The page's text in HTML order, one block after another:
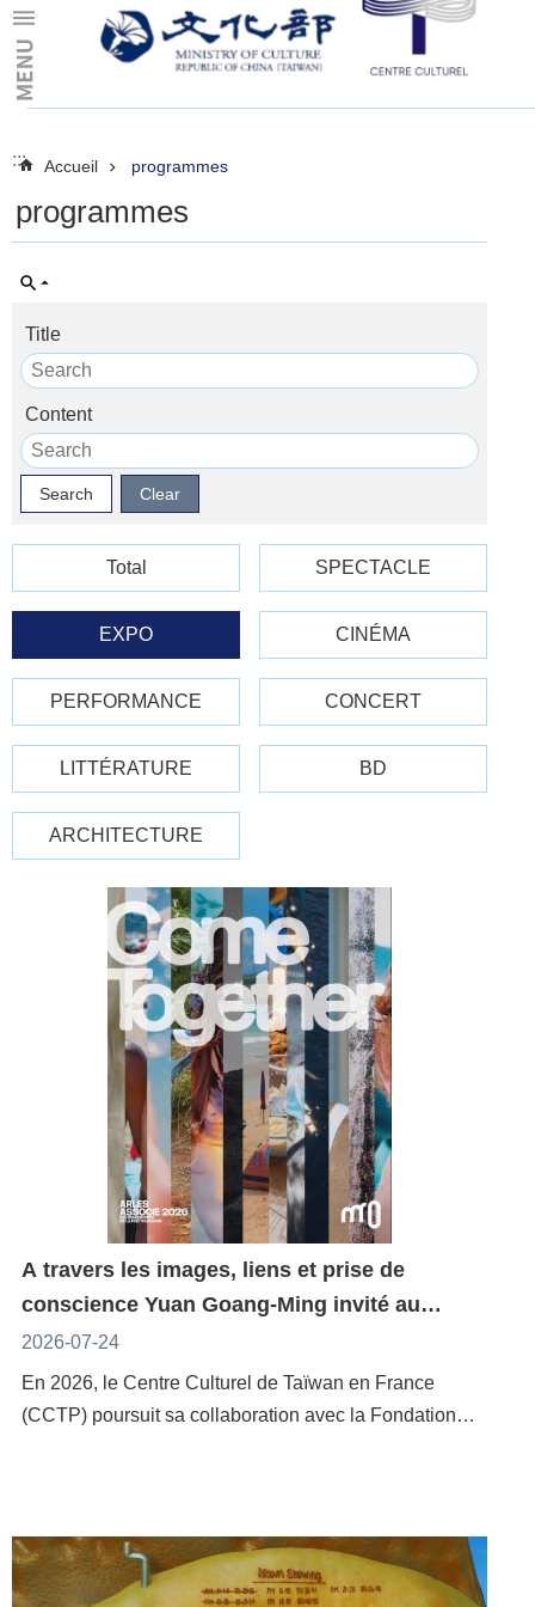
Skip to main content
:::
::: Accueil programmes
programmes
Title
Content
Total SPECTACLE
EXPO CINÉMA
PERFORMANCE CONCERT
LITTÉRATURE BD
ARCHITECTURE
A travers les images, liens et prise de
conscience Yuan Goang-Ming invité au
Rencontres de la photographie d'Arles 2026
2026-07-24
En 2026, le Centre Culturel de Taïwan en France
(CCTP) poursuit sa collaboration avec la Fondation
fondation, Alejandro León Cannock, invitera l'artiste
taïwanais Yuan Goang-Ming à participer aux